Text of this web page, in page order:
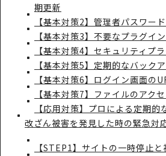
期更新
【基本対策2】管理者パスワー
【基本対策3】不要なプラグイ
【基本対策4】セキュリティプ
【基本対策5】定期的なバック
【基本対策6】ログイン画面の
【基本対策7】ファイルのアク
【応用対策】プロによる定期的
改ざん被害を発見した時の緊急対
【STEP1】サイトの一時停止